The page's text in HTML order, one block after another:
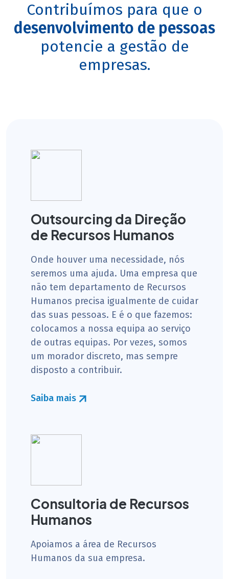
Contribuímos para que o
desenvolvimento de pessoas
potencie a gestão de
empresas.
Outsourcing da Direção
de Recursos Humanos
Onde houver uma necessidade, nós
seremos uma ajuda. Uma empresa que
não tem departamento de Recursos
Humanos precisa igualmente de cuidar
das suas pessoas. E é o que fazemos:
colocamos a nossa equipa ao serviço
de outras equipas. Por vezes, somos
um morador discreto, mas sempre
disposto a contribuir.
Saiba mais
Consultoria de Recursos
Humanos
Apoiamos a área de Recursos
Humanos da sua empresa.